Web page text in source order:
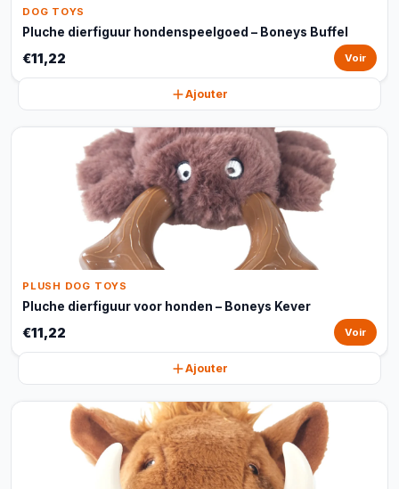
DOG TOYS
Pluche dierfiguur hondenspeelgoed – Boneys Buffel
€11,22 Voir
Ajouter
PLUSH DOG TOYS
Pluche dierfiguur voor honden – Boneys Kever
€11,22 Voir
Ajouter